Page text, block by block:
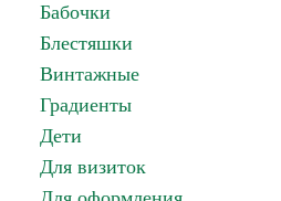
Бабочки
Блестяшки
Винтажные
Градиенты
Дети
Для визиток